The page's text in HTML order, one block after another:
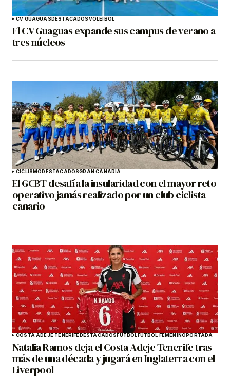
CV GUAGUASDESTACADOSVOLEIBOL
El CV Guaguas expande sus campus de verano a
tres núcleos
CICLISMODESTACADOSGRAN CANARIA
El GCBT desafía la insularidad con el mayor reto
operativo jamás realizado por un club ciclista
canario
COSTA ADEJE TENERIFEDESTACADOSFÚTBOLFÚTBOL FEMENINOPORTADA
Natalia Ramos deja el Costa Adeje Tenerife tras
más de una década y jugará en Inglaterra con el
Liverpool